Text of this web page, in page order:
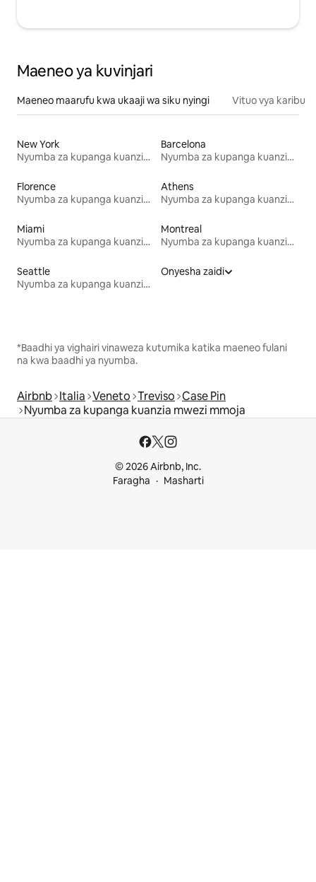
Maeneo ya kuvinjari
Maeneo maarufu kwa ukaaji wa siku nyingi Vituo vya karibu
New York
Nyumba za kupanga kuanzia mwezi mmoja
Barcelona
Nyumba za kupanga kuanzia mwezi mmoja
Florence
Nyumba za kupanga kuanzia mwezi mmoja
Athens
Nyumba za kupanga kuanzia mwezi mmoja
Miami
Nyumba za kupanga kuanzia mwezi mmoja
Montreal
Nyumba za kupanga kuanzia mwezi mmoja
Seattle
Nyumba za kupanga kuanzia mwezi mmoja
Onyesha zaidi
*Baadhi ya vighairi vinaweza kutumika katika maeneo fulani
na kwa baadhi ya nyumba.
Airbnb Italia Veneto Treviso Case Pin
Nyumba za kupanga kuanzia mwezi mmoja
© 2026 Airbnb, Inc.
Faragha
Masharti